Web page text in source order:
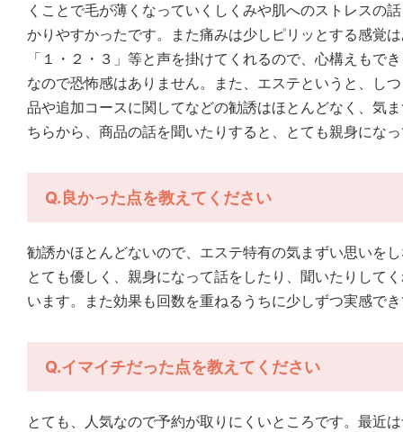
くことで毛が薄くなっていくしくみや肌へのストレスの
かりやすかったです。また痛みは少しピリッとする感覚
「１・２・３」等と声を掛けてくれるので、心構えもで
なので恐怖感はありません。また、エステというと、し
品や追加コースに関してなどの勧誘はほとんどなく、気
ちらから、商品の話を聞いたりすると、とても親身にな
Q.良かった点を教えてください
勧誘かほとんどないので、エステ特有の気まずい思いを
とても優しく、親身になって話をしたり、聞いたりして
います。また効果も回数を重ねるうちに少しずつ実感で
Q.イマイチだった点を教えてください
とても、人気なので予約が取りにくいところです。最近